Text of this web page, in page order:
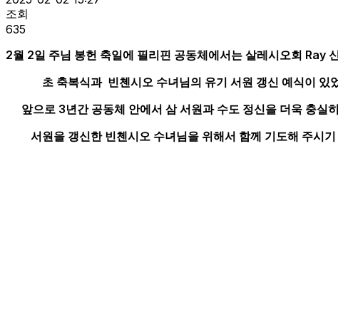
조회
635
2월 2일 주님 봉헌 축일에 필리핀 공동체에서는 살레시오회 Ray
초 축복식과 빈첸시오 수녀님의 유기 서원 갱신 예식이 있
앞으로 3년간 공동체 안에서 삼 서원과 수도 정신을 더욱 충실
서원을 갱신한 빈첸시오 수녀님을 위해서 함께 기도해 주시